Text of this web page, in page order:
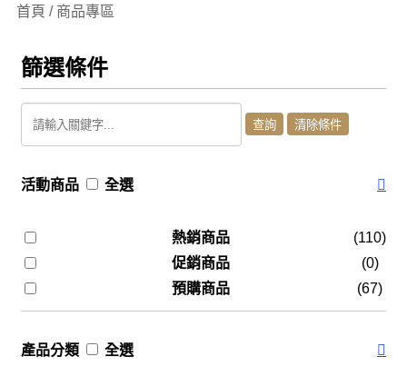
首頁 / 商品專區
篩選條件
活動商品 全選
熱銷商品
(110)
促銷商品
(0)
預購商品
(67)
產品分類 全選